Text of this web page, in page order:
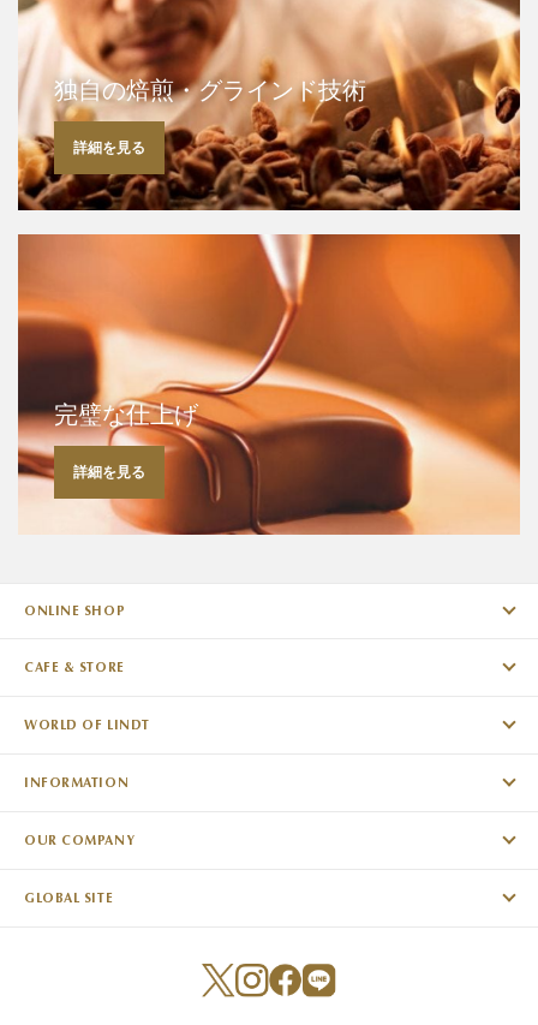
完璧な仕上げ
詳細を見る
独自の焙煎・グラインド技術
詳細を見る
ONLINE SHOP
CAFE & STORE
WORLD OF LINDT
INFORMATION
OUR COMPANY
GLOBAL SITE